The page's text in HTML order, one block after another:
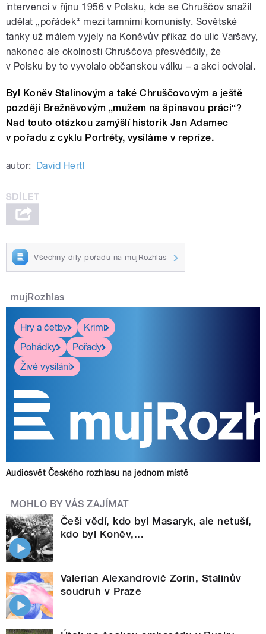
intervenci v říjnu 1956 v Polsku, kde se Chruščov snažil
udělat „pořádek“ mezi tamními komunisty. Sovětské
tanky už málem vyjely na Koněvův příkaz do ulic Varšavy,
nakonec ale okolnosti Chruščova přesvědčily, že
v Polsku by to vyvolalo občanskou válku – a akci odvolal.
Byl Koněv Stalinovým a také Chruščovovým a ještě
později Brežněvovým „mužem na špinavou práci“?
Nad touto otázkou zamýšlí historik Jan Adamec
v pořadu z cyklu Portréty, vysíláme v repríze.
autor: David Hertl
Všechny díly pořadu na mujRozhlas
mujRozhlas
Hry a četby
Krimi
Pohádky
Pořady
Živé vysílání
Audiosvět Českého rozhlasu na jednom místě
MOHLO BY VÁS ZAJÍMAT
Češi vědí, kdo byl Masaryk, ale netuší,
kdo byl Koněv,...
Valerian Alexandrovič Zorin, Stalinův
soudruh v Praze